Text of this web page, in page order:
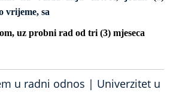
vrijeme, sa
uz probni rad od tri (3) mjeseca
u radni odnos | Univerzitet u